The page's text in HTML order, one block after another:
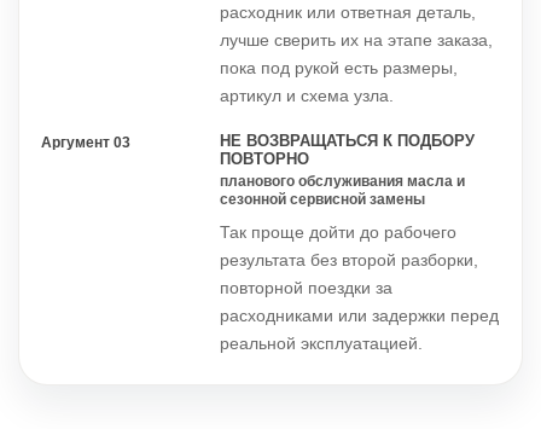
расходник или ответная деталь,
лучше сверить их на этапе заказа,
пока под рукой есть размеры,
артикул и схема узла.
Аргумент 03
НЕ ВОЗВРАЩАТЬСЯ К ПОДБОРУ
ПОВТОРНО
планового обслуживания масла и
сезонной сервисной замены
Так проще дойти до рабочего
результата без второй разборки,
повторной поездки за
расходниками или задержки перед
реальной эксплуатацией.